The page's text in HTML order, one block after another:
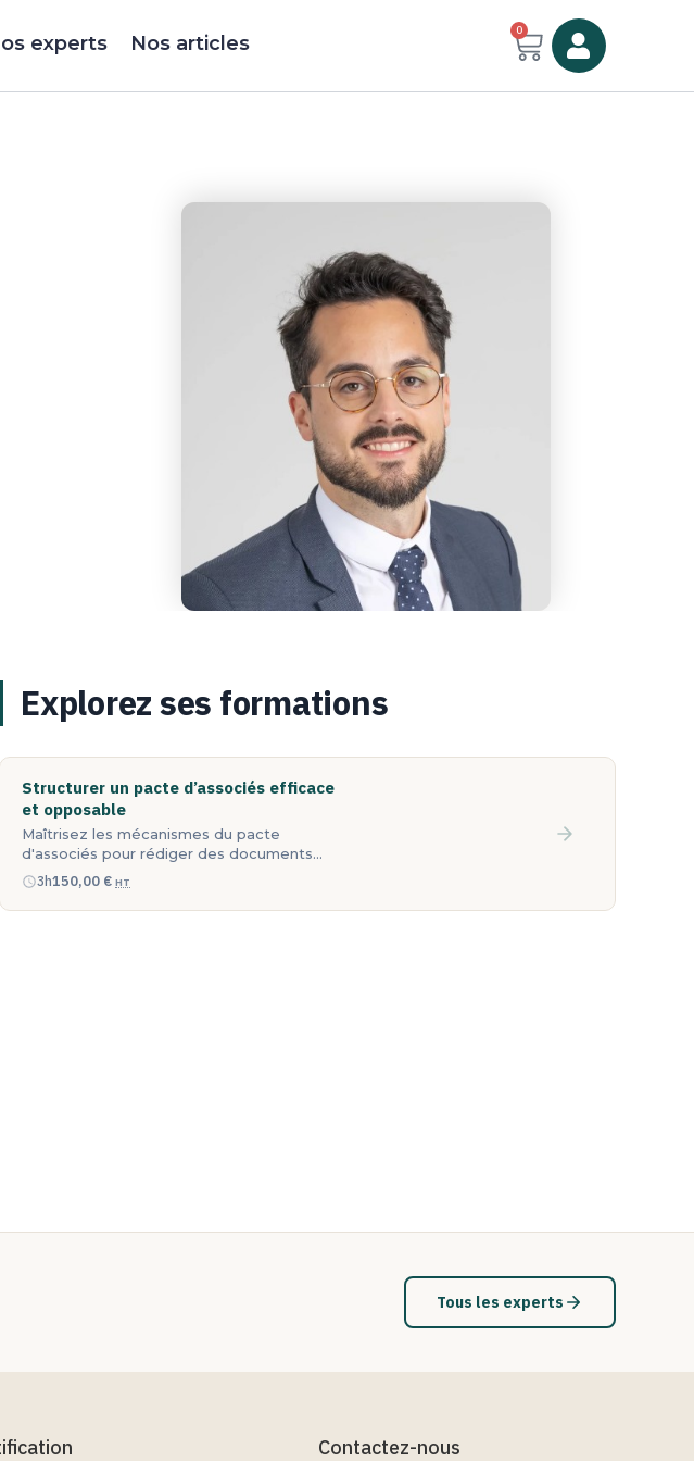
experts Nos articles
0
Explorez ses formations
Structurer un pacte d’associés efficace
et opposable
Maîtrisez les mécanismes du pacte
d'associés pour rédiger des documents
solides, anticiper…
3h150,00 € HT
Tous les experts
Contactez-nous